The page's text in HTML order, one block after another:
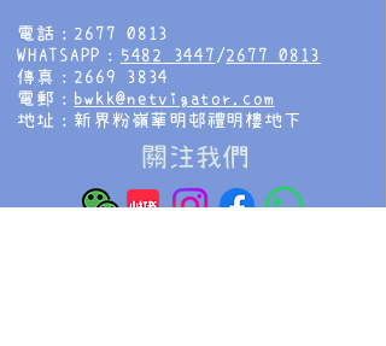
電話：2677 0813
WHATSAPP： 5482 3447 /2677 0813
傳真：2669 3834
電郵： bwkk@netvigator.com
地址：新界粉嶺華明邨禮明樓地下
​關注我們